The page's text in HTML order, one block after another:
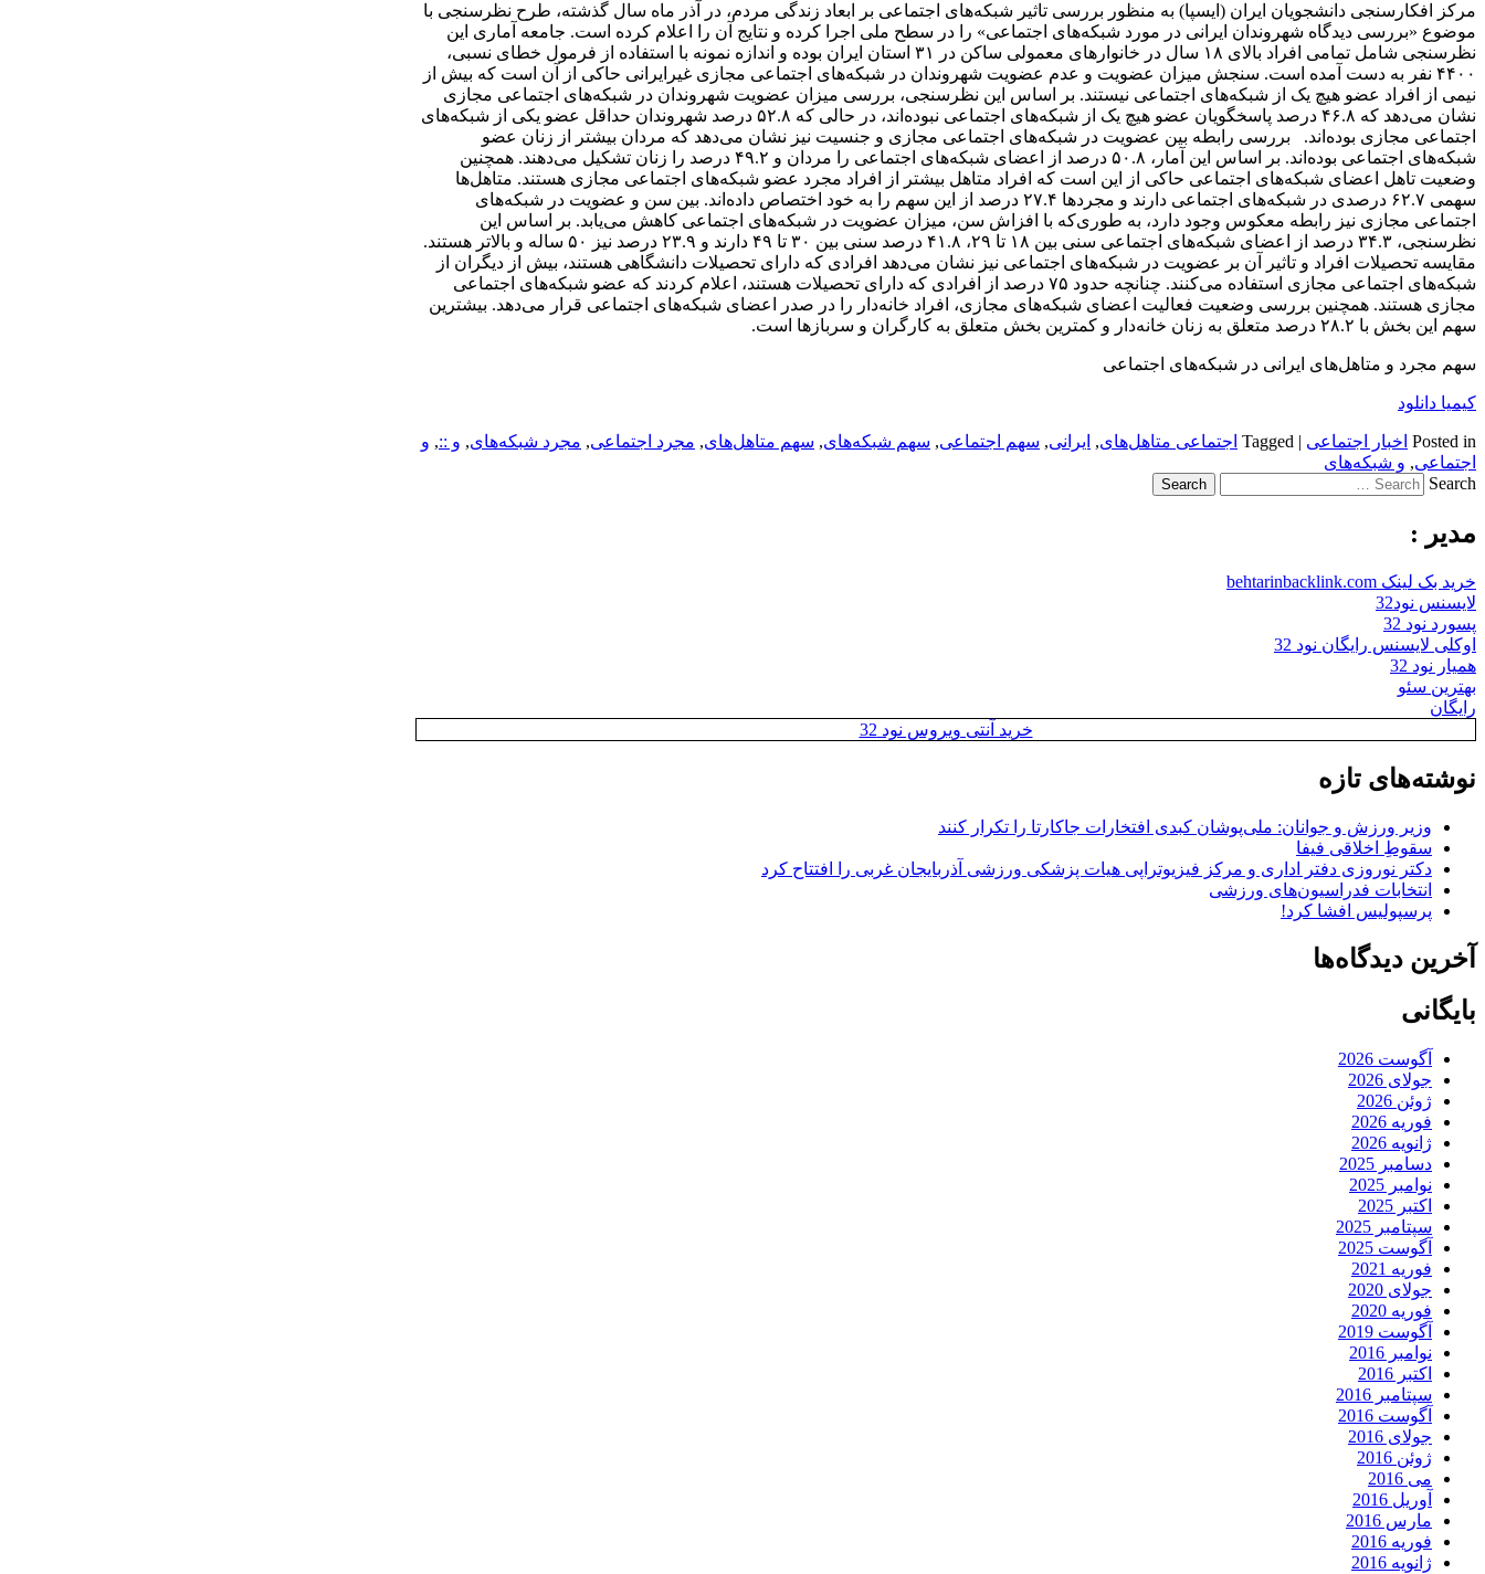
مرکز افکارسنجی دانشجویان ایران (ایسپا) به منظور بررسی تاثیر شبکه‌های اجتماعی بر ابعاد زندگی مردم، در آذر ماه سال گذشته، طرح نظرسنجی با
موضوع «بررسی دیدگاه شهروندان ایرانی در مورد شبکه‌های اجتماعی» را در سطح ملی اجرا کرده و نتایج آن را اعلام کرده است. جامعه آماری این
نظرسنجی شامل تمامی افراد بالای ۱۸ سال در خانوارهای معمولی ساکن در ۳۱ استان ایران بوده و اندازه نمونه با استفاده از فرمول خطای نسبی،
۴۴۰۰ نفر به دست آمده است. سنجش میزان عضویت و عدم عضویت شهروندان در شبکه‌های اجتماعی مجازی غیرایرانی حاکی از آن است که بیش از
نیمی از افراد عضو هیچ یک از شبکه‌های اجتماعی نیستند. بر اساس این نظرسنجی، بررسی میزان عضویت شهروندان در شبکه‌های اجتماعی مجازی
نشان می‌دهد که ۴۶.۸ درصد پاسخگویان عضو هیچ یک از شبکه‌های اجتماعی نبوده‌اند، در حالی که ۵۲.۸ درصد شهروندان حداقل عضو یکی از شبکه‌های
اجتماعی مجازی بوده‌اند. بررسی رابطه بین عضویت در شبکه‌های اجتماعی مجازی و جنسیت نیز نشان می‌دهد که مردان بیشتر از زنان عضو
شبکه‌های اجتماعی بوده‌اند. بر اساس این آمار، ۵۰.۸ درصد از اعضای شبکه‌های اجتماعی را مردان و ۴۹.۲ درصد را زنان تشکیل می‌دهند. همچنین
وضعیت تاهل اعضای شبکه‌های اجتماعی‌ حاکی از این است که افراد متاهل بیشتر از افراد مجرد عضو شبکه‌های اجتماعی مجازی هستند. متاهل‌ها
سهمی ۶۲.۷ درصدی در شبکه‌های اجتماعی دارند و مجردها ۲۷.۴ درصد از این سهم را به خود اختصاص داده‌اند. بین سن و عضویت در شبکه‌های
اجتماعی مجازی نیز رابطه معکوس وجود دارد، به طوری‌که با افزاش سن، میزان عضویت در شبکه‌های اجتماعی کاهش می‌یابد. بر اساس این
نظرسنجی، ۳۴.۳ درصد از اعضای شبکه‌های اجتماعی سنی بین ۱۸ تا ۲۹، ۴۱.۸ درصد سنی بین ۳۰ تا ۴۹ دارند و ۲۳.۹ درصد نیز ۵۰ ساله و بالاتر هستند.
مقایسه تحصیلات افراد و تاثیر آن بر عضویت در شبکه‌های اجتماعی نیز نشان می‌دهد افرادی که دارای تحصیلات دانشگاهی هستند، بیش از دیگران از
شبکه‌های اجتماعی مجازی استفاده می‌کنند. چنانچه حدود ۷۵ درصد از افرادی که دارای تحصیلات هستند، اعلام کردند که عضو شبکه‌های اجتماعی
مجازی هستند. همچنین بررسی وضعیت فعالیت اعضای شبکه‌های مجازی، افراد خانه‌دار را در صدر اعضای شبکه‌های اجتماعی قرار می‌دهد. بیشترین
سهم این بخش با ۲۸.۲ درصد متعلق به زنان خانه‌دار و کمترین بخش متعلق به کارگران و سربازها است.
سهم مجرد و متاهل‌های ایرانی‌ در شبکه‌های اجتماعی
کیمیا دانلود
Posted in اخبار اجتماعی |
Tagged اجتماعی متاهل‌های, ایرانی‌, سهم اجتماعی, سهم شبکه‌های, سهم متاهل‌های, مجرد اجتماعی, مجرد شبکه‌های, و ::, و
اجتماعی, و شبکه‌های
Search
مدیر :
خرید بک لینک behtarinbacklink.com
لایسنس نود32
پسورد نود 32
اوکلی لایسنس رایگان نود 32
همیار نود 32
بهترین سئو
رایگان
خرید آنتی ویروس نود 32
نوشته‌های تازه
وزیر ورزش و جوانان: ملی‌پوشان کبدی افتخارات جاکارتا را تکرار کنند
سقوطِ اخلاقی فیفا
دکتر نوروزی دفتر اداری و مرکز فیزیوتراپی هیات پزشکی ورزشی آذربایجان غربی را افتتاح کرد
انتخابات فدراسیون‌های ورزشی
پرسپولیس افشا کرد!
آخرین دیدگاه‌ها
بایگانی
آگوست 2026
جولای 2026
ژوئن 2026
فوریه 2026
ژانویه 2026
دسامبر 2025
نوامبر 2025
اکتبر 2025
سپتامبر 2025
آگوست 2025
فوریه 2021
جولای 2020
فوریه 2020
آگوست 2019
نوامبر 2016
اکتبر 2016
سپتامبر 2016
آگوست 2016
جولای 2016
ژوئن 2016
می 2016
آوریل 2016
مارس 2016
فوریه 2016
ژانویه 2016